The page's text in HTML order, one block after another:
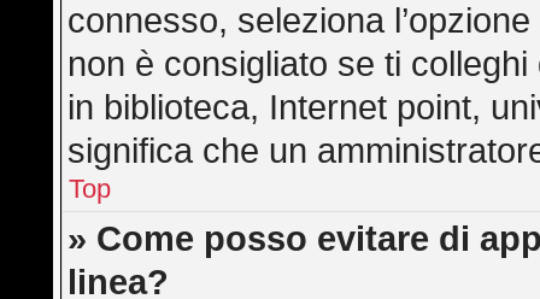
connesso, seleziona
non è consigliato se ti
in biblioteca, Internet point,
significa che un
Top
» Come posso evitare di
linea?